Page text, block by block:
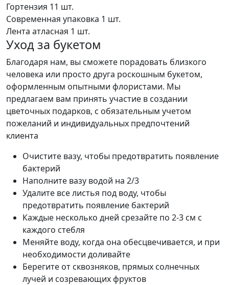
Гортензия 11 шт.
Современная упаковка 1 шт.
Лента атласная 1 шт.
Уход за букетом
Благодаря нам, вы сможете порадовать близкого
человека или просто друга роскошным букетом,
оформленным опытными флористами. Мы
предлагаем вам принять участие в создании
цветочных подарков, с обязательным учетом
пожеланий и индивидуальных предпочтений
клиента
Очистите вазу, чтобы предотвратить появление
бактерий
Наполните вазу водой на 2/3
Удалите все листья под воду, чтобы
предотвратить появление бактерий
Каждые несколько дней срезайте по 2-3 см с
каждого стебля
Меняйте воду, когда она обесцвечивается, и при
необходимости доливайте
Берегите от сквозняков, прямых солнечных
лучей и созревающих фруктов